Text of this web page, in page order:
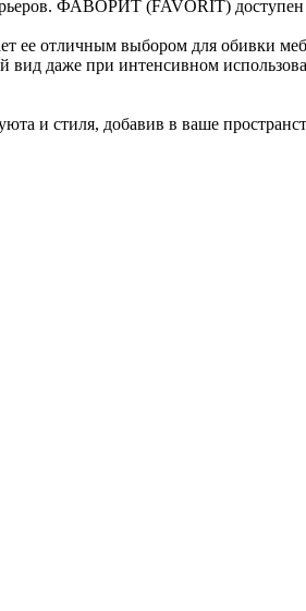
ФАВОРИТ (FAVORIT) доступен
ее отличным выбором для обивки
вид даже при интенсивном
стиля, добавив в ваше